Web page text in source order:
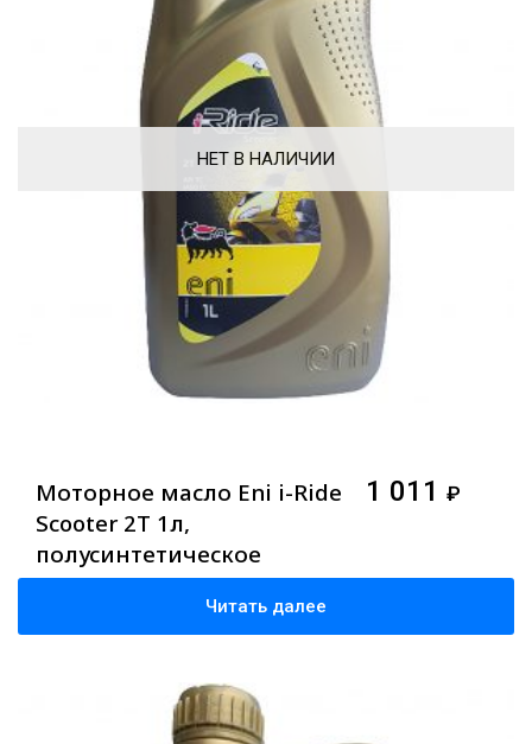
НЕТ В НАЛИЧИИ
Моторное масло Eni i-Ride
Scooter 2T 1л,
полусинтетическое
1 011 ₽
Читать далее